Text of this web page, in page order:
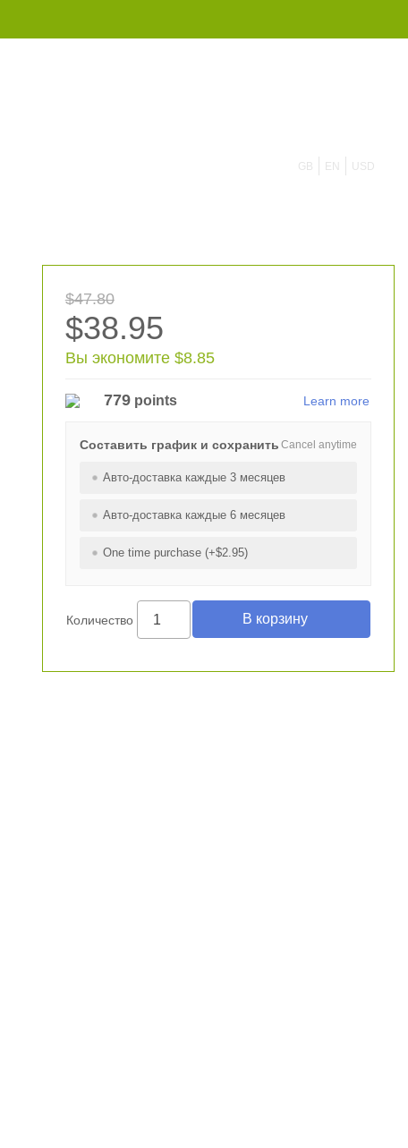
GB EN USD
$47.80
$38.95
Вы экономите $8.85
779points Learn more
Cancel anytime
Составить график и сохранить
Авто-доставка каждые 3 месяцев
Авто-доставка каждые 6 месяцев
One time purchase (+$2.95)
Количество